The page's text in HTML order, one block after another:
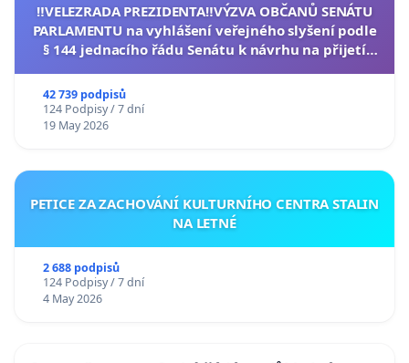
‼️VELEZRADA PREZIDENTA‼️VÝZVA OBČANŮ SENÁTU
PARLAMENTU na vyhlášení veřejného slyšení podle
§ 144 jednacího řádu Senátu k návrhu na přijetí
42 739 podpisů
124 Podpisy / 7 dní
19 May 2026
PETICE ZA ZACHOVÁNÍ KULTURNÍHO CENTRA STALIN
NA LETNÉ
2 688 podpisů
124 Podpisy / 7 dní
4 May 2026